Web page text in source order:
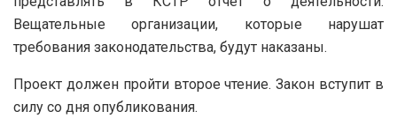
Вещательные организации, которые нарушат
требования законодательства, будут наказаны.
Проект должен пройти второе чтение. Закон вступит в
силу со дня опубликования.